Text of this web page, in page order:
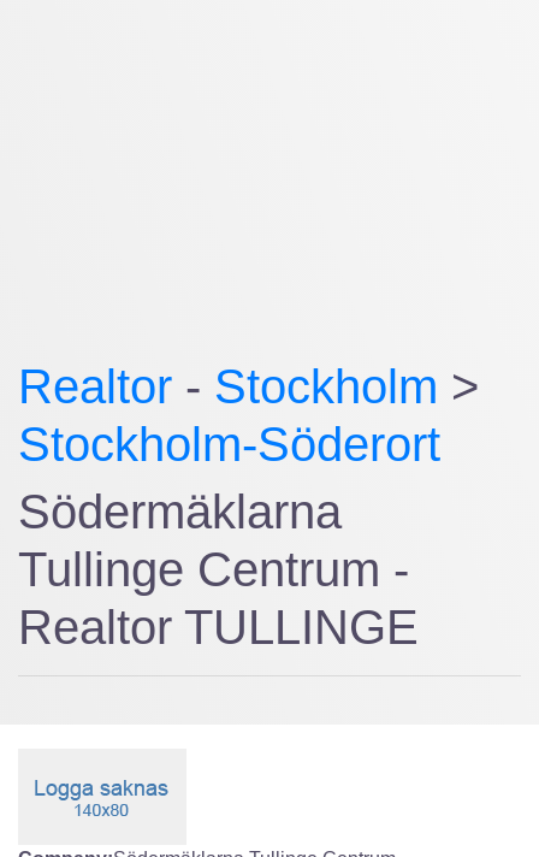
Realtor - Stockholm >
Stockholm-Söderort
Södermäklarna
Tullinge Centrum -
Realtor TULLINGE